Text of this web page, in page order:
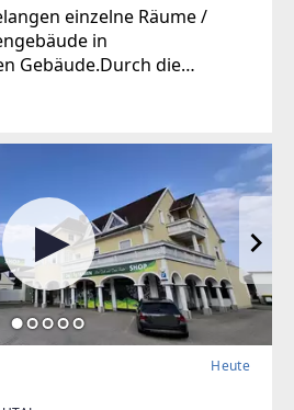
einzelne Räume /
in
Gebäude.Durch die
der
Heute